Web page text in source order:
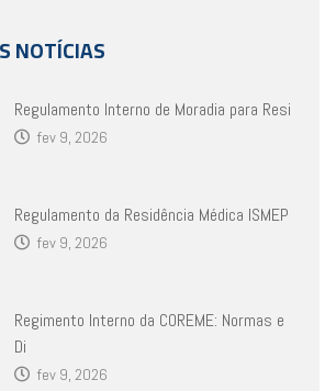
NOTÍCIAS
Regulamento Interno de Moradia para Resi
fev 9, 2026
Regulamento da Residência Médica ISMEP
fev 9, 2026
Regimento Interno da COREME: Normas e
Di
fev 9, 2026